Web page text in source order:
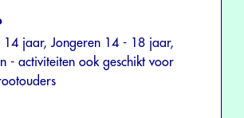
14 jaar, Jongeren 14 - 18 jaar,
- activiteiten ook geschikt voor